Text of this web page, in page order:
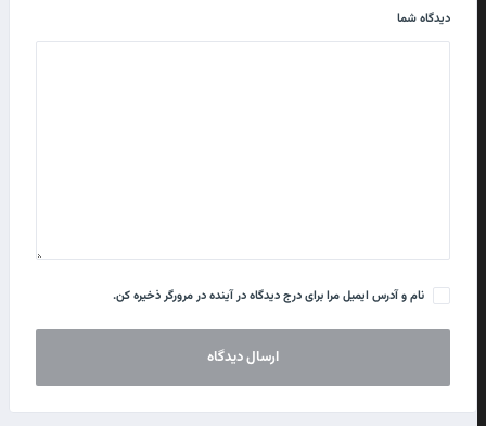
دیدگاه شما
نام و آدرس ایمیل مرا برای درج دیدگاه در آینده در مرورگر ذخیره کن.